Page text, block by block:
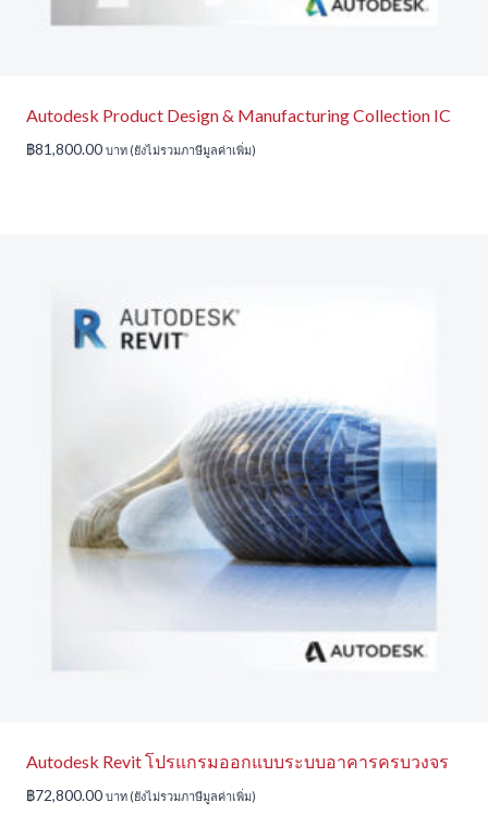
Autodesk Product Design & Manufacturing Collection IC
฿81,800.00 บาท (ยังไม่รวมภาษีมูลค่าเพิ่ม)
Autodesk Revit โปรแกรมออกแบบระบบอาคารครบวงจร
฿72,800.00 บาท (ยังไม่รวมภาษีมูลค่าเพิ่ม)